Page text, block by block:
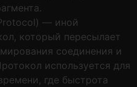
— иной
который пересылает
соединения и
используется для
где быстрота